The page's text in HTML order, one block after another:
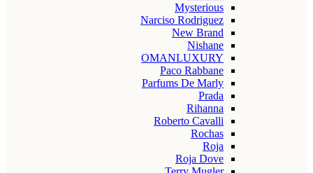
Mysterious
Narciso Rodriguez
New Brand
Nishane
OMANLUXURY
Paco Rabbane
Parfums De Marly
Prada
Rihanna
Roberto Cavalli
Rochas
Roja
Roja Dove